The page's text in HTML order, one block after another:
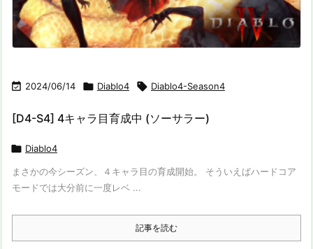
 2024/06/14  Diablo4  Diablo4-Season4
[D4-S4] 4キャラ目育成中 (ソーサラー)
 Diablo4
まさかの今シーズン、４キャラ目の育成開始。 そういえばハードコア
モードでは大分前に一度レベ ...
記事を読む